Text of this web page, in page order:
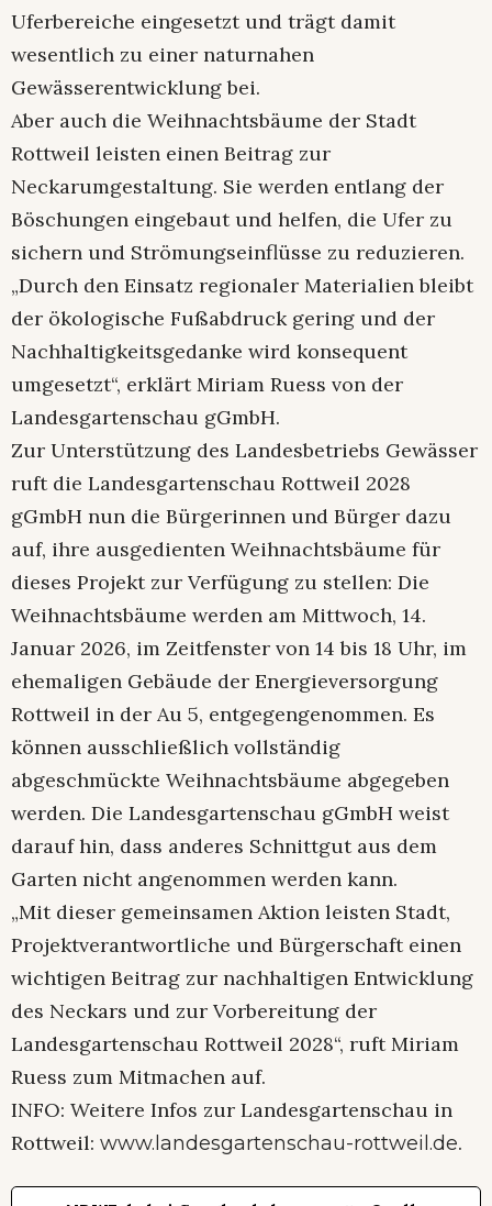
Uferbereiche eingesetzt und trägt damit
wesentlich zu einer naturnahen
Gewässerentwicklung bei.
Aber auch die Weihnachtsbäume der Stadt
Rottweil leisten einen Beitrag zur
Neckarumgestaltung. Sie werden entlang der
Böschungen eingebaut und helfen, die Ufer zu
sichern und Strömungseinflüsse zu reduzieren.
„Durch den Einsatz regionaler Materialien bleibt
der ökologische Fußabdruck gering und der
Nachhaltigkeitsgedanke wird konsequent
umgesetzt“, erklärt Miriam Ruess von der
Landesgartenschau gGmbH.
Zur Unterstützung des Landesbetriebs Gewässer
ruft die Landesgartenschau Rottweil 2028
gGmbH nun die Bürgerinnen und Bürger dazu
auf, ihre ausgedienten Weihnachtsbäume für
dieses Projekt zur Verfügung zu stellen: Die
Weihnachtsbäume werden am Mittwoch, 14.
Januar 2026, im Zeitfenster von 14 bis 18 Uhr, im
ehemaligen Gebäude der Energieversorgung
Rottweil in der Au 5, entgegengenommen. Es
können ausschließlich vollständig
abgeschmückte Weihnachtsbäume abgegeben
werden. Die Landesgartenschau gGmbH weist
darauf hin, dass anderes Schnittgut aus dem
Garten nicht angenommen werden kann.
„Mit dieser gemeinsamen Aktion leisten Stadt,
Projektverantwortliche und Bürgerschaft einen
wichtigen Beitrag zur nachhaltigen Entwicklung
des Neckars und zur Vorbereitung der
Landesgartenschau Rottweil 2028“, ruft Miriam
Ruess zum Mitmachen auf.
INFO: Weitere Infos zur Landesgartenschau in
Rottweil: www.landesgartenschau-rottweil.de.